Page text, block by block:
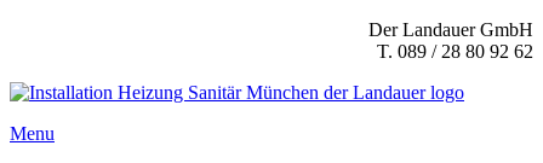
Der Landauer GmbH
T. 089 / 28 80 92 62
Menu